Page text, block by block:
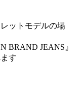
ットモデルの場
BRAND JEANS』
す